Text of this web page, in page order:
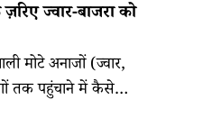
ज्वार-बाजरा को
मोटे अनाजों (ज्वार,
तक पहुंचाने में कैसे